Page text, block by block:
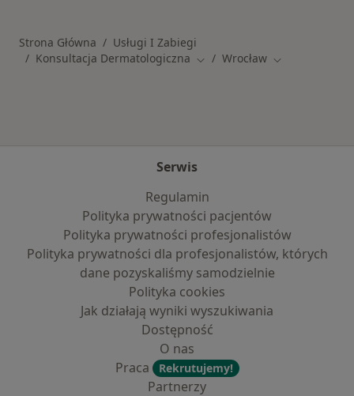
Strona Główna
Usługi I Zabiegi
Konsultacja Dermatologiczna Zmień miasto
Wrocław Zmień miasto
Serwis
Regulamin
Polityka prywatności pacjentów
Polityka prywatności profesjonalistów
Polityka prywatności dla profesjonalistów, których
dane pozyskaliśmy samodzielnie
Polityka cookies
Jak działają wyniki wyszukiwania
Dostępność
O nas
Praca
Rekrutujemy!
Partnerzy